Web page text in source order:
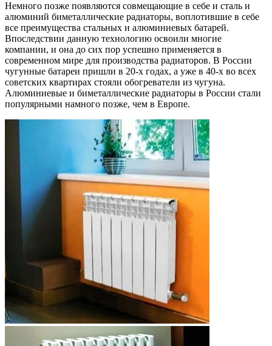
Немного позже появляются совмещающие в себе и сталь и
алюминий биметаллические радиаторы, воплотившие в себе
все преимущества стальных и алюминиевых батарей.
Впоследствии данную технологию освоили многие
компании, и она до сих пор успешно применяется в
современном мире для производства радиаторов. В России
чугунные батареи пришли в 20-х годах, а уже в 40-х во всех
советских квартирах стояли обогреватели из чугуна.
Алюминиевые и биметаллические радиаторы в России стали
популярными намного позже, чем в Европе.